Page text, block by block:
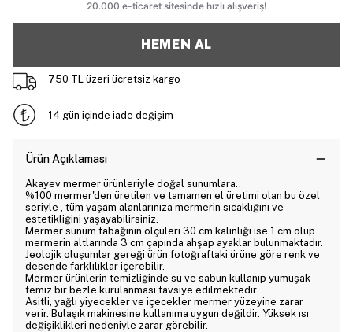
HEMEN AL
750 TL üzeri ücretsiz kargo
14 gün içinde iade değişim
Ürün Açıklaması
Akayev mermer ürünleriyle doğal sunumlara..
%100 mermer'den üretilen ve tamamen el üretimi olan bu özel
seriyle , tüm yaşam alanlarınıza mermerin sıcaklığını ve
estetikliğini yaşayabilirsiniz.
Mermer sunum tabağının ölçüleri 30 cm kalınlığı ise 1 cm olup
mermerin altlarında 3 cm çapında ahşap ayaklar bulunmaktadır.
Jeolojik oluşumlar gereği ürün fotoğraftaki ürüne göre renk ve
desende farklılıklar içerebilir.
Mermer ürünlerin temizliğinde su ve sabun kullanıp yumuşak
temiz bir bezle kurulanması tavsiye edilmektedir.
Asitli, yağlı yiyecekler ve içecekler mermer yüzeyine zarar
verir. Bulaşık makinesine kullanıma uygun değildir. Yüksek ısı
değişiklikleri nedeniyle zarar görebilir.